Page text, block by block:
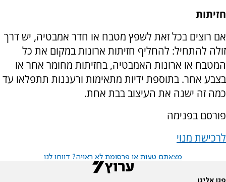
חזיתות
אם רוצים בכל זאת לשפץ מטבח או חדר אמבטיה, יש דרך
זולה להתחיל: להחליף חזיתות ארונות במקום את כל
המטבח או ארונות האמבטיה, בחזיתות מחומר אחר או
בצבע אחר. בתוספת ידיות מתאימות ורעננות תתפלאו עד
כמה זה ישנה את העיצוב בבת אחת.
פורסם בפנימה
לרכישת מנוי
מצאתם טעות או פרסומת לא ראויה? דווחו לנו
פנו אלינו